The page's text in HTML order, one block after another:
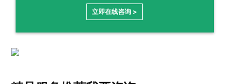
立即在线咨询 >